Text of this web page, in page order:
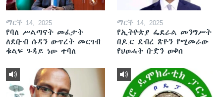
ማርች 14, 2025
የባለ ሥልጣናት መፈታት
ለደቡብ ሱዳን ውጥረት መርገብ
ቁልፍ ጉዳይ ነው ተባለ
ማርች 14, 2025
የኢትዮጵያ ፌደራል መንግሥት
በዶ.ር ደብረ ጽዮን የሚመራው
የህወሓት ቡድን ወቀሰ